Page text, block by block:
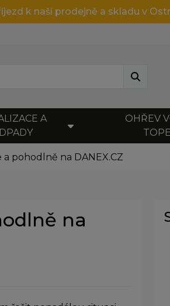
k naší prodejně a skladu v
A
OHŘEV
pohodlně na DANEX.CZ
na